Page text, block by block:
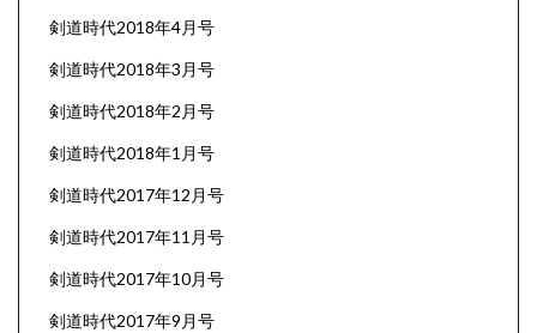
剣道時代2018年4月号
剣道時代2018年3月号
剣道時代2018年2月号
剣道時代2018年1月号
剣道時代2017年12月号
剣道時代2017年11月号
剣道時代2017年10月号
剣道時代2017年9月号